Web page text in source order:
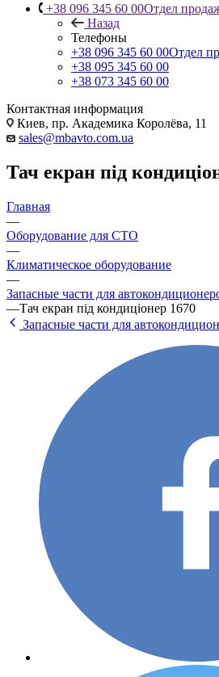
+38 096 345 60 00Отдел
Назад
Телефоны
+38 096 345 60 00Отдел
+38 095 345 60 00
+38 073 345 60 00
Контактная информация
Киев, пр. Академика Королёва, 11
sales@mbavto.com.ua
Тач екран під
Главная
—
Оборудование для СТО
—
Климатическое оборудование
—
Запасные части для
—Тач екран під кондиціонер 1670
Запасные части для